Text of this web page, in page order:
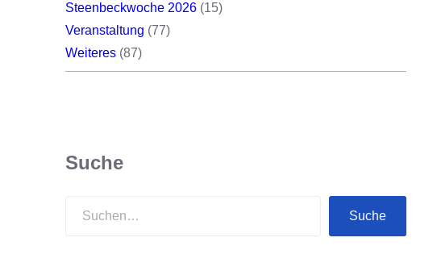
Steenbeckwoche 2026 (15)
Veranstaltung (77)
Weiteres (87)
Suche
Suche